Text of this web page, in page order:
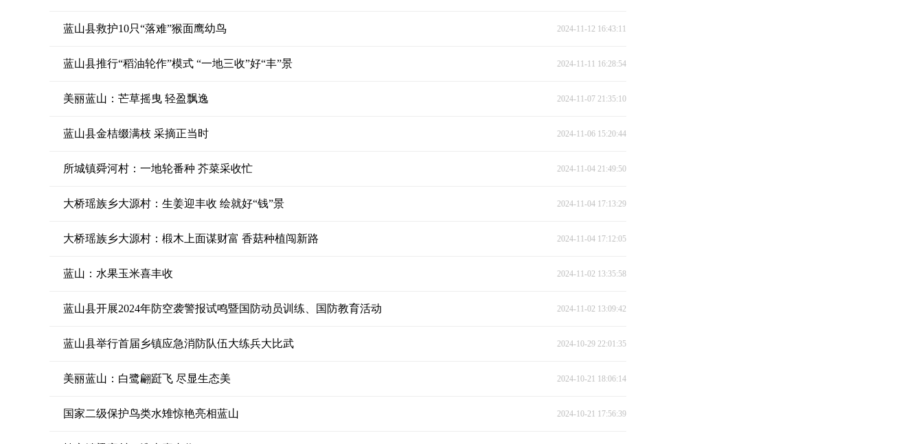
蓝山县救护10只“落难”猴面鹰幼鸟 2024-11-12 16:43:11
蓝山县推行“稻油轮作”模式 “一地三收”好“丰”景 2024-11-11 16:28:54
美丽蓝山：芒草摇曳 轻盈飘逸 2024-11-07 21:35:10
蓝山县金桔缀满枝 采摘正当时 2024-11-06 15:20:44
所城镇舜河村：一地轮番种 芥菜采收忙 2024-11-04 21:49:50
大桥瑶族乡大源村：生姜迎丰收 绘就好“钱”景 2024-11-04 17:13:29
大桥瑶族乡大源村：椴木上面谋财富 香菇种植闯新路 2024-11-04 17:12:05
蓝山：水果玉米喜丰收 2024-11-02 13:35:58
蓝山县开展2024年防空袭警报试鸣暨国防动员训练、国防教育活动 2024-11-02 13:09:42
蓝山县举行首届乡镇应急消防队伍大练兵大比武 2024-10-29 22:01:35
美丽蓝山：白鹭翩跹飞 尽显生态美 2024-10-21 18:06:14
国家二级保护鸟类水雉惊艳亮相蓝山 2024-10-21 17:56:39